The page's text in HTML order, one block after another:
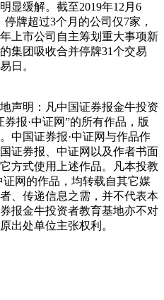
缓解。截至2019年12月6
牌超过3个月的公司仅7家，
上市公司自主筹划重大事项新
集团吸收合并停牌31个交易
日。
声明：凡中国证券报金牛投资
报·中证网”的所有作品，版
中国证券报·中证网与作品作
证券报、中证网以及作者书面
方式使用上述作品。凡本投教
网的作品，均转载自其它媒
、传递信息之需，并不代表本
报金牛投资者教育基地亦不对
出处单位主张权利。